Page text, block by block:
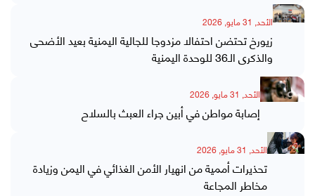
الأحد, 31 مايو, 2026
زيورخ تحتضن احتفالا مزدوجا للجالية اليمنية بعيد الأضحى
والذكرى الـ36 للوحدة اليمنية
الأحد, 31 مايو, 2026
إصابة مواطن في أبين جراء العبث بالسلاح
الأحد, 31 مايو, 2026
تحذيرات أممية من انهيار الأمن الغذائي في اليمن وزيادة
مخاطر المجاعة